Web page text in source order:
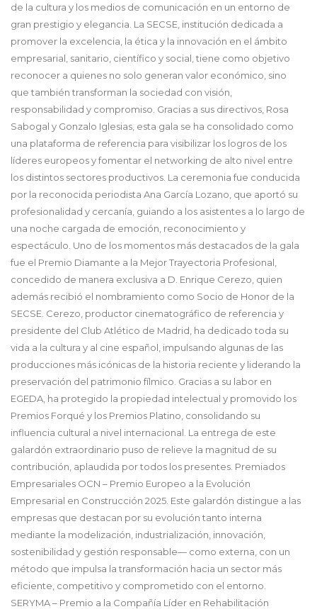
de la cultura y los medios de comunicación en un entorno de
gran prestigio y elegancia. La SECSE, institución dedicada a
promover la excelencia, la ética y la innovación en el ámbito
empresarial, sanitario, científico y social, tiene como objetivo
reconocer a quienes no solo generan valor económico, sino
que también transforman la sociedad con visión,
responsabilidad y compromiso. Gracias a sus directivos, Rosa
Sabogal y Gonzalo Iglesias, esta gala se ha consolidado como
una plataforma de referencia para visibilizar los logros de los
líderes europeos y fomentar el networking de alto nivel entre
los distintos sectores productivos. La ceremonia fue conducida
por la reconocida periodista Ana García Lozano, que aportó su
profesionalidad y cercanía, guiando a los asistentes a lo largo de
una noche cargada de emoción, reconocimiento y
espectáculo. Uno de los momentos más destacados de la gala
fue el Premio Diamante a la Mejor Trayectoria Profesional,
concedido de manera exclusiva a D. Enrique Cerezo, quien
además recibió el nombramiento como Socio de Honor de la
SECSE. Cerezo, productor cinematográfico de referencia y
presidente del Club Atlético de Madrid, ha dedicado toda su
vida a la cultura y al cine español, impulsando algunas de las
producciones más icónicas de la historia reciente y liderando la
preservación del patrimonio fílmico. Gracias a su labor en
EGEDA, ha protegido la propiedad intelectual y promovido los
Premios Forqué y los Premios Platino, consolidando su
influencia cultural a nivel internacional. La entrega de este
galardón extraordinario puso de relieve la magnitud de su
contribución, aplaudida por todos los presentes. Premiados
Empresariales OCN – Premio Europeo a la Evolución
Empresarial en Construcción 2025. Este galardón distingue a las
empresas que destacan por su evolución tanto interna
mediante la modelización, industrialización, innovación,
sostenibilidad y gestión responsable— como externa, con un
método que impulsa la transformación hacia un sector más
eficiente, competitivo y comprometido con el entorno.
SERYMA – Premio a la Compañía Líder en Rehabilitación